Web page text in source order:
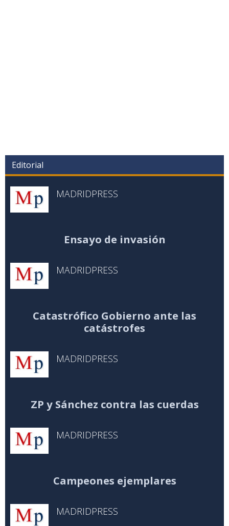
Editorial
MADRIDPRESS
Ensayo de invasión
MADRIDPRESS
Catastrófico Gobierno ante las
catástrofes
MADRIDPRESS
ZP y Sánchez contra las cuerdas
MADRIDPRESS
Campeones ejemplares
MADRIDPRESS